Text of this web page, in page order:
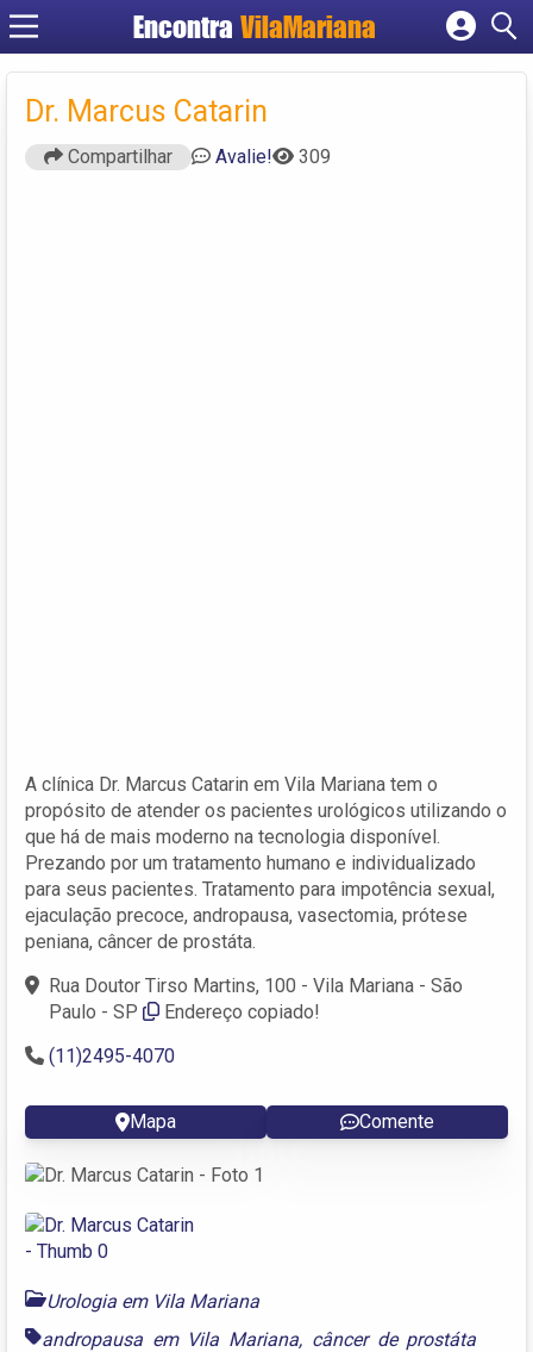
EncontraVilaMariana
Cadastrar empresa
Criar conta
Dr. Marcus Catarin
Compartilhar Avalie! 309
A clínica Dr. Marcus Catarin em Vila Mariana tem o
propósito de atender os pacientes urológicos utilizando o
que há de mais moderno na tecnologia disponível.
Prezando por um tratamento humano e individualizado
para seus pacientes. Tratamento para impotência sexual,
ejaculação precoce, andropausa, vasectomia, prótese
peniana, câncer de prostáta.
Rua Doutor Tirso Martins, 100 - Vila Mariana - São
Paulo - SP
Endereço copiado!
(11)2495-4070
Mapa Comente
Urologia em Vila Mariana
andropausa em Vila Mariana, câncer de prostáta